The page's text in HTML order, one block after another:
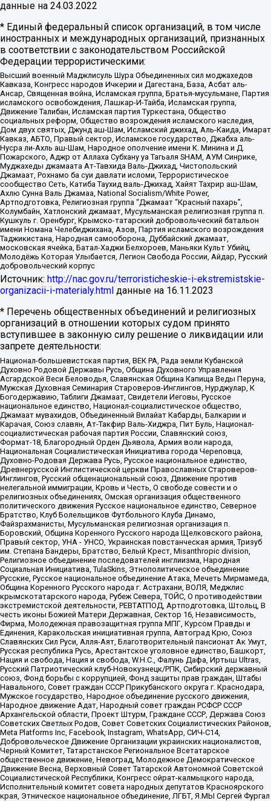
данные на 24.03.2022
* Единый федеральный список организаций, в том числе
иностранных и международных организаций, признанных
в соответствии с законодательством Российской
Федерации террористическими:
Высший военный Маджлисуль Шура Объединенных сил моджахедов
Кавказа, Конгресс народов Ичкерии и Дагестана, База, Асбат аль-
Ансар, Священная война, Исламская группа, Братья-мусульмане, Партия
исламского освобождения, Лашкар-И-Тайба, Исламская группа,
Движение Талибан, Исламская партия Туркестана, Общество
социальных реформ, Общество возрождения исламского наследия,
Дом двух святых, Джунд аш-Шам, Исламский джихад, Аль-Каида, Имарат
Кавказ, АБТО, Правый сектор, Исламское государство, Джабха аль-
Нусра ли-Ахль аш-Шам, Народное ополчение имени К. Минина и Д.
Пожарского, Аджр от Аллаха Субхану уа Тагьаля SHAM, АУМ Синрике,
Муджахеды джамаата Ат-Тавхида Валь-Джихад, Чистопольский
Джамаат, Рохнамо ба суи давлати исломи, Террористическое
сообщество Сеть, Катиба Таухид валь-Джихад, Хайят Тахрир аш-Шам,
Ахлю Сунна Валь Джамаа, National Socialism/White Power,
Артподготовка, Религиозная группа “Джамаат “Красный пахарь”,
Колумбайн, Хатлонский джамаат, Мусульманская религиозная группа п.
Кушкуль г. Оренбург, Крымско-татарский добровольческий батальон
имени Номана Челебиджихана, Азов, Партия исламского возрождения
Таджикистана, Народная самооборона, Дуббайский джамаат,
московская ячейка, Батал-Хаджи Белхороев, Маньяки Культ Убийц,
Молодёжь Которая Улыбается, Легион Свобода России, Айдар, Русский
добровольческий корпус
Источник: http://nac.gov.ru/terroristicheskie-i-ekstremistskie-
organizacii-i-materialy.html данные на 16.11.2023
* Перечень общественных объединений и религиозных
организаций в отношении которых судом принято
вступившее в законную силу решение о ликвидации или
запрете деятельности:
Национал-большевистская партия, ВЕК РА, Рада земли Кубанской
Духовно Родовой Державы Русь, Община Духовного Управления
Асгардской Веси Беловодья, Славянская Община Капища Веды Перуна,
Мужская Духовная Семинария Староверов-Инглингов, Нурджулар, К
Богодержавию, Таблиги Джамаат, Свидетели Иеговы, Русское
национальное единство, Национал-социалистическое общество,
Джамаат мувахидов, Объединенный Вилайат Кабарды, Балкарии и
Карачая, Союз славян, Ат-Такфир Валь-Хиджра, Пит Буль, Национал-
социалистическая рабочая партия России, Славянский союз,
Формат-18, Благородный Орден Дьявола, Армия воли народа,
Национальная Социалистическая Инициатива города Череповца,
Духовно-Родовая Держава Русь, Русское национальное единство,
Древнерусской Инглистической церкви Православных Староверов-
Инглингов, Русский общенациональный союз, Движение против
нелегальной иммиграции, Кровь и Честь, О свободе совести и о
религиозных объединениях, Омская организация общественного
политического движения Русское национальное единство, Северное
Братство, Клуб Болельщиков Футбольного Клуба Динамо,
Файзрахманисты, Мусульманская религиозная организация п.
Боровский, Община Коренного Русского народа Щелковского района,
Правый сектор, УНА - УНСО, Украинская повстанческая армия, Тризуб
им. Степана Бандеры, Братство, Белый Крест, Misanthropic division,
Религиозное объединение последователей инглиизма, Народная
Социальная Инициатива, TulaSkins, Этнополитическое объединение
Русские, Русское национальное объединение Атака, Мечеть Мирмамеда,
Община Коренного Русского народа г. Астрахани, ВОЛЯ, Меджлис
крымскотатарского народа, Рубеж Севера, ТОЙС, О противодействии
экстремистской деятельности, РЕВТАТПОД, Артподготовка, Штольц, В
честь иконы Божией Матери Державная, Сектор 16, Независимость,
Фирма, Молодежная правозащитная группа МПГ, Курсом Правды и
Единения, Каракольская инициативная группа, Автоград Крю, Союз
Славянских Сил Руси, Алля-Аят, Благотворительный пансионат Ак Умут,
Русская республика Русь, Арестантское уголовное единство, Башкорт,
Нация и свобода, Нация и свобода, W.H.С., Фалунь Дафа, Иртыш Ultras,
Русский Патриотический клуб-Новокузнецк/РПК, Сибирский державный
союз, Фонд борьбы с коррупцией, Фонд защиты прав граждан, Штабы
Навального, Совет граждан СССР Прикубанского округа г. Краснодара,
Мужское государство, Народное объединение русского движения,
Народное движение Адат, Народный совет граждан РСФСР СССР
Архангельской области, Проект Штурм, Граждане СССР, Держава Союз
Советских Светлых Родов, Совет Советских Социалистических Районов,
Meta Platforms Inc, Facebook, Instagram, WhatsApp, СИЧ-С14,
Добровольческое Движение Организации украинских националистов,
Черный Комитет, Татарстанское Региональное Всетатарское
общественное движение, Невоград, Молодежное Демократическое
Движение Весна, Верховный Совет Татарской Автономной Советской
Социалистической Республики, Конгресс ойрат-калмыцкого народа,
Исполнительный комитет совета народных депутатов Красноярского
края, Этническое национальное объединение, ЛГБТ, Я.МЫ Сергей Фургал